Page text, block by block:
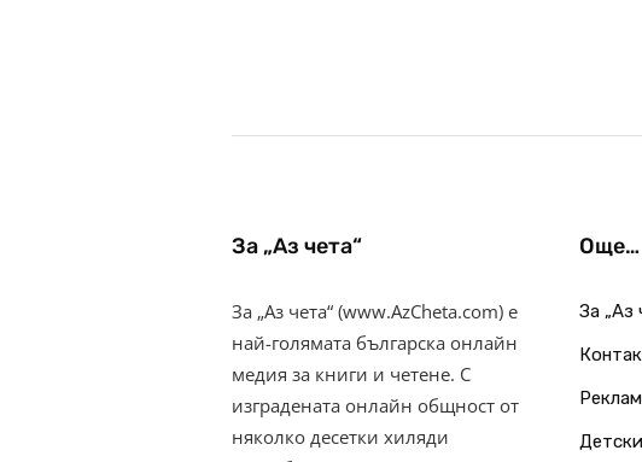
За „Аз чета“
За „Аз чета“ (www.AzCheta.com) е
най-голямата българска онлайн
медия за книги и четене. С
изградената онлайн общност от
няколко десетки хиляди
Още…
За „Аз